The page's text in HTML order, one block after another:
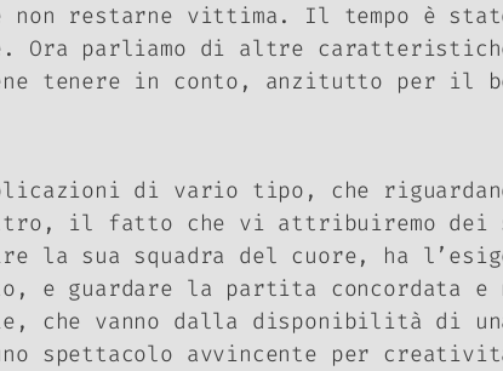
non restarne vittima. Il tempo è
Ora parliamo di altre
tenere in conto, anzitutto per il
di vario tipo, che
il fatto che vi attribuiremo
la sua squadra del cuore, ha
e guardare la partita concordata e
che vanno dalla disponibilità di
spettacolo avvincente per